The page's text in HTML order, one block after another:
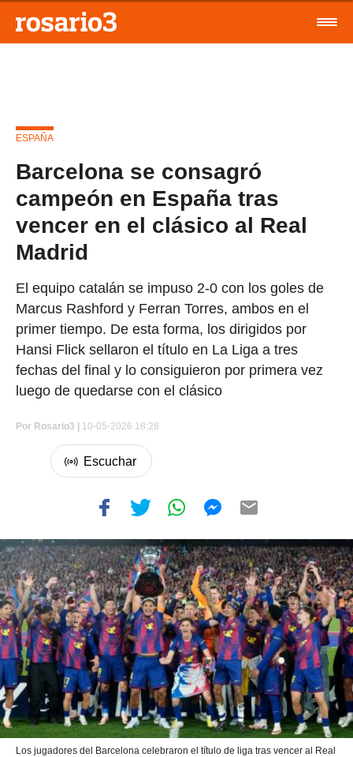
ESPAÑA
Barcelona se consagró
campeón en España tras
vencer en el clásico al Real
Madrid
El equipo catalán se impuso 2-0 con los goles de
Marcus Rashford y Ferran Torres, ambos en el
primer tiempo. De esta forma, los dirigidos por
Hansi Flick sellaron el título en La Liga a tres
fechas del final y lo consiguieron por primera vez
luego de quedarse con el clásico
Por Rosario3 | 10-05-2026 18:28
Los jugadores del Barcelona celebraron el título de liga tras vencer al Real